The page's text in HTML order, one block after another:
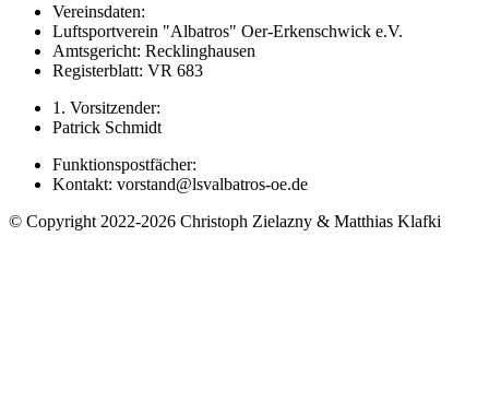
Vereinsdaten:
Luftsportverein "Albatros" Oer-Erkenschwick e.V.
Amtsgericht: Recklinghausen
Registerblatt: VR 683
1. Vorsitzender:
Patrick Schmidt
Funktionspostfächer:
Kontakt: vorstand@lsvalbatros-oe.de
© Copyright 2022-2026 Christoph Zielazny & Matthias Klafki